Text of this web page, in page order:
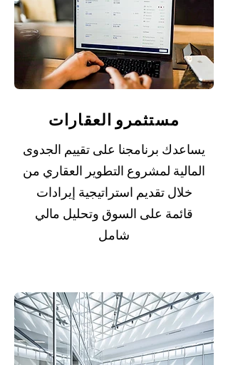
مستثمرو العقارات
يساعدك برنامجنا على تقييم الجدوى
المالية لمشروع التطوير العقاري من
خلال تقديم استراتيجية إيرادات
قائمة على السوق وتحليل مالي
شامل